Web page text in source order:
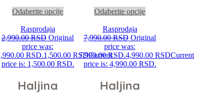
Odaberite opcije
Odaberite opcije
Rasprodaja
2,990.00RSD Original
price was:
RSD.1,500.00 RSDCurrent
price is: 1,500.00 RSD.
Haljina
Rasprodaja
7,990.00RSD Original
price was:
7,990.00 RSD.4,990.00 RSDCurrent
price is: 4,990.00 RSD.
Haljina